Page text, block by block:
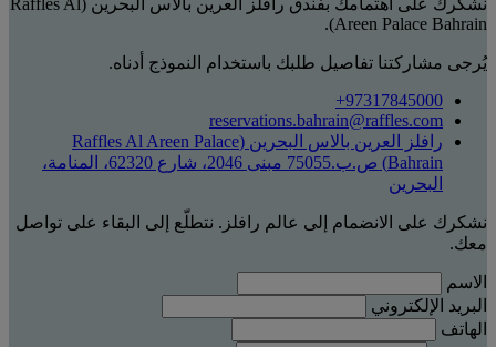
نشكرك على اهتمامك بفندق رافلز العرين بالاس البحرين (Raffles Al
Areen Palace Bahrain).
يُرجى مشاركتنا تفاصيل طلبك باستخدام النموذج أدناه.
‎+97317845000
reservations.bahrain@raffles.com
رافلز العرين بالاس البحرين (Raffles Al Areen Palace
Bahrain) ص.ب.75055 مبنى 2046، شارع 62320، المنامة،
البحرين
نشكرك على الانضمام إلى عالم رافلز. نتطلّع إلى البقاء على تواصل
معك.
الاسم
البريد الإلكتروني
الهاتف